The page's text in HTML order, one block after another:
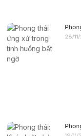
28/